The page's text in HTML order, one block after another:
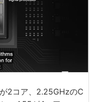
させるアルゴリズム
と。